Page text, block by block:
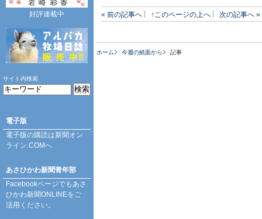
« 前の記事へ ↑このページの上へ 次の記事へ »
ホーム 今週の紙面から 記事
好評連載中
サイト内検索
電子版
電子版の購読は新聞オン
ライン.COMへ
あさひかわ新聞青年部
Facebookページでもあさ
ひかわ新聞ONLINEをご
活用ください。